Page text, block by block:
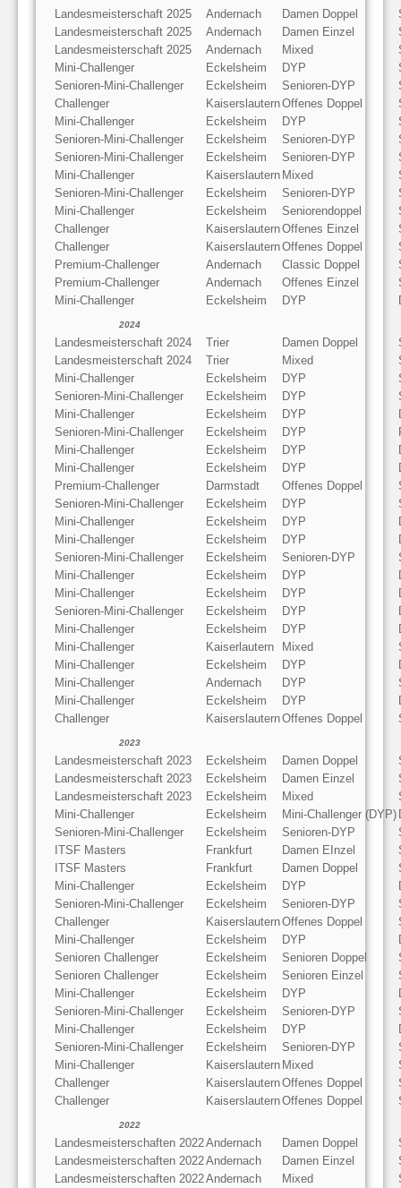
Landesmeisterschaft 2025 Andernach Damen Doppel
Landesmeisterschaft 2025
Andernach Damen Einzel
Landesmeisterschaft 2025
Andernach Mixed
Mini-Challenger
Eckelsheim DYP
Senioren-Mini-Challenger
Eckelsheim Senioren-DYP
Challenger
KaiserslauternOffenes Doppel
Mini-Challenger
Eckelsheim DYP
Senioren-Mini-Challenger
Eckelsheim Senioren-DYP
Senioren-Mini-Challenger
Eckelsheim Senioren-DYP
Mini-Challenger
Kaiserslautern Mixed
Senioren-Mini-Challenger
Eckelsheim Senioren-DYP
Mini-Challenger
Eckelsheim Seniorendoppel
Challenger
KaiserslauternOffenes Einzel
Challenger
KaiserslauternOffenes Doppel
Premium-Challenger
Andernach Classic Doppel
Premium-Challenger
Andernach Offenes Einzel
Mini-Challenger
Eckelsheim DYP
2024
Landesmeisterschaft 2024 Trier Damen Doppel
Landesmeisterschaft 2024
Trier Mixed
Mini-Challenger
Eckelsheim DYP
Senioren-Mini-Challenger
Eckelsheim DYP
Mini-Challenger
Eckelsheim DYP
Senioren-Mini-Challenger
Eckelsheim DYP
Mini-Challenger
Eckelsheim DYP
Mini-Challenger
Eckelsheim DYP
Premium-Challenger
Darmstadt Offenes Doppel
Senioren-Mini-Challenger
Eckelsheim DYP
Mini-Challenger
Eckelsheim DYP
Mini-Challenger
Eckelsheim DYP
Senioren-Mini-Challenger
Eckelsheim Senioren-DYP
Mini-Challenger
Eckelsheim DYP
Mini-Challenger
Eckelsheim DYP
Senioren-Mini-Challenger
Eckelsheim DYP
Mini-Challenger
Eckelsheim DYP
Mini-Challenger
Kaiserlautern Mixed
Mini-Challenger
Eckelsheim DYP
Mini-Challenger
Andernach DYP
Mini-Challenger
Eckelsheim DYP
Challenger
KaiserslauternOffenes Doppel
2023
Landesmeisterschaft 2023 Eckelsheim Damen Doppel
Landesmeisterschaft 2023
Eckelsheim Damen Einzel
Landesmeisterschaft 2023
Eckelsheim Mixed
Mini-Challenger
Eckelsheim Mini-Challenger (DYP)
Senioren-Mini-Challenger
Eckelsheim Senioren-DYP
ITSF Masters
Frankfurt Damen EInzel
ITSF Masters
Frankfurt Damen Doppel
Mini-Challenger
Eckelsheim DYP
Senioren-Mini-Challenger
Eckelsheim Senioren-DYP
Challenger
KaiserslauternOffenes Doppel
Mini-Challenger
Eckelsheim DYP
Senioren Challenger
Eckelsheim Senioren Doppel
Senioren Challenger
Eckelsheim Senioren Einzel
Mini-Challenger
Eckelsheim DYP
Senioren-Mini-Challenger
Eckelsheim Senioren-DYP
Mini-Challenger
Eckelsheim DYP
Senioren-Mini-Challenger
Eckelsheim Senioren-DYP
Mini-Challenger
Kaiserslautern Mixed
Challenger
KaiserslauternOffenes Doppel
Challenger
KaiserslauternOffenes Doppel
2022
Landesmeisterschaften 2022Andernach Damen Doppel
Landesmeisterschaften 2022Andernach Damen Einzel
Landesmeisterschaften 2022Andernach Mixed